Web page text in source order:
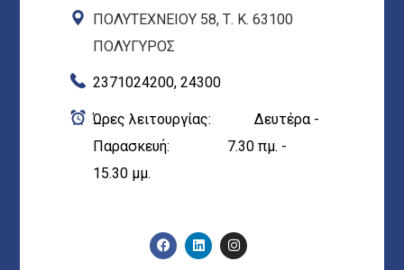
ΠΟΛΥΤΕΧΝΕΙΟΥ 58, Τ. Κ. 63100
ΠΟΛΥΓΥΡΟΣ
2371024200, 24300
Ώρες λειτουργίας: Δευτέρα -
Παρασκευή: 7.30 πμ. -
15.30 μμ.